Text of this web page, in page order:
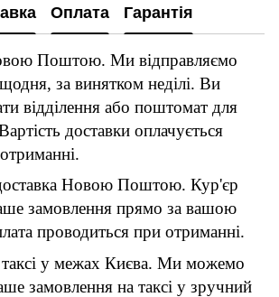
Оплата Гарантія
Поштою. Ми відправляємо
за винятком неділі. Ви
відділення або поштомат для
доставки оплачується
Новою Поштою. Кур'єр
замовлення прямо за вашою
проводиться при отриманні.
таксі у межах Києва. Ми можемо
замовлення на таксі у зручний